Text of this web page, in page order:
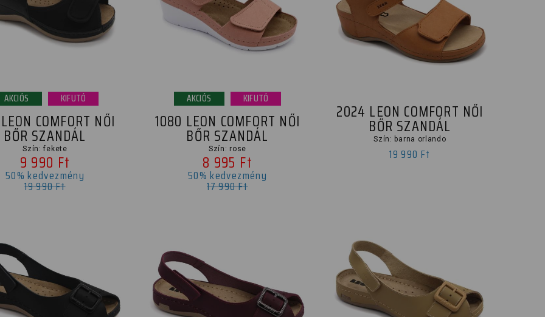
AKCIÓS KIFUTÓ
COMFORT NŐI
BŐR SZANDÁL
Szín: fekete
9 990 Ft
50% kedvezmény
19 990 Ft
AKCIÓS KIFUTÓ
1080 LEON COMFORT NŐI
BŐR SZANDÁL
Szín: rose
8 995 Ft
50% kedvezmény
17 990 Ft
2024 LEON COMFORT NŐI
BŐR SZANDÁL
Szín: barna orlando
19 990 Ft